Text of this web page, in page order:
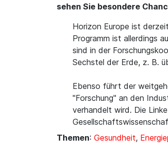
sehen Sie besondere
Horizon Europe ist
Programm ist allerdings
sind in der
Sechstel der Erde, z. B.
Ebenso führt der
"Forschung" an den
verhandelt wird. Die
Themen: Gesundheit,